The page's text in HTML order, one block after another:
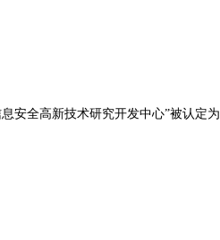
全高新技术研究开发中心”被认定